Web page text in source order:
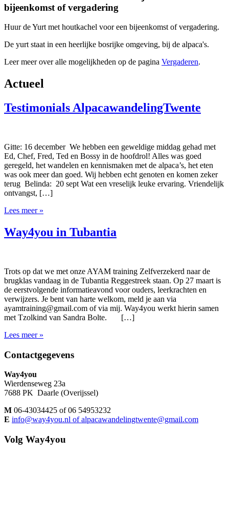
bijeenkomst of vergadering
Huur de Yurt met houtkachel voor een bijeenkomst of vergadering.
De yurt staat in een heerlijke bosrijke omgeving, bij de alpaca's.
Leer meer over alle mogelijkheden op de pagina Vergaderen.
Actueel
Testimonials AlpacawandelingTwente
Gitte: 16 december We hebben een geweldige middag gehad met
Ed, Chef, Fred, Ted en Bossy in de hoofdrol! Alles was goed
geregeld, het wandelen en kennismaken met de alpaca’s, het eten
was ook meer dan goed. Wij hebben echt genoten en komen zeker
terug Belinda: 20 sept Wat een vreselijk leuke ervaring. Vriendelijk
ontvangst, […]
Lees meer »
Way4you in Tubantia
Trots op dat we met onze AYAM training Zelfverzekerd naar de
brugklas vandaag in de Tubantia Reggestreek staan. Op 27 maart is
de eerstvolgende informatieavond voor ouders, leerkrachten en
verwijzers. Je bent van harte welkom, meld je aan via
ayamtraining@gmail.com of via mij. Way4you werkt hierin samen
met Tzolkind van Sandra Bolte. […]
Lees meer »
Footer
Contactgegevens
Way4you
Wierdenseweg 23a
7688 PK Daarle (Overijssel)
M 06-43034425 of 06 54953232
E info@way4you.nl of alpacawandelingtwente@gmail.com
Volg Way4you